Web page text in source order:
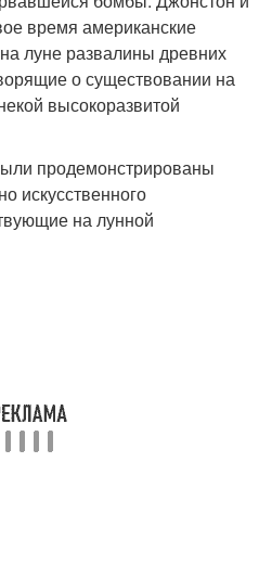
время американские
луне развалины древних
о существовании на
высокоразвитой
продемонстрированы
искусственного
на лунной